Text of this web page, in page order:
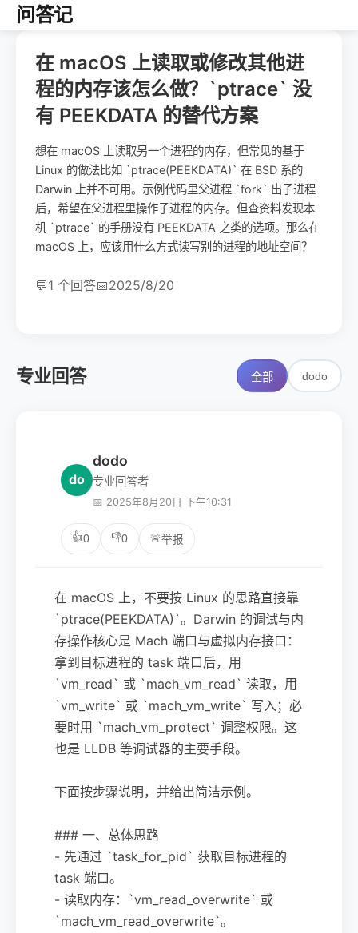
问答记
在 macOS 上读取或修改其他进
程的内存该怎么做？`ptrace` 没
有 PEEKDATA 的替代方案
想在 macOS 上读取另一个进程的内存，但常见的基于
Linux 的做法比如 `ptrace(PEEKDATA)` 在 BSD 系的
Darwin 上并不可用。示例代码里父进程 `fork` 出子进程
后，希望在父进程里操作子进程的内存。但查资料发现本
机 `ptrace` 的手册没有 PEEKDATA 之类的选项。那么在
macOS 上，应该用什么方式读写别的进程的地址空间？
💬1 个回答📅2025/8/20
专业回答 全部 dodo
do
dodo
专业回答者
📅 2025年8月20日 下午10:31
👍0 👎0 🚨举报
在 macOS 上，不要按 Linux 的思路直接靠
`ptrace(PEEKDATA)`。Darwin 的调试与内
存操作核心是 Mach 端口与虚拟内存接口：
拿到目标进程的 task 端口后，用
`vm_read` 或 `mach_vm_read` 读取，用
`vm_write` 或 `mach_vm_write` 写入；必
要时用 `mach_vm_protect` 调整权限。这
也是 LLDB 等调试器的主要手段。
下面按步骤说明，并给出简洁示例。
### 一、总体思路
- 先通过 `task_for_pid` 获取目标进程的
task 端口。
- 读取内存：`vm_read_overwrite` 或
`mach_vm_read_overwrite`。